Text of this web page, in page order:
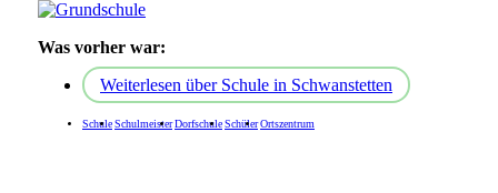
Was vorher war:
Weiterlesen über Schule in Schwanstetten
SchuleSchulmeisterDorfschuleSchülerOrtszentrum